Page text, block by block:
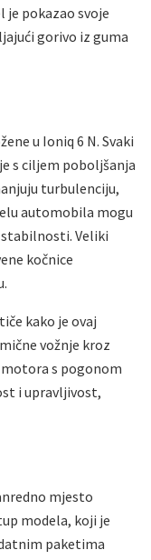
pokazao svoje
gorivo iz guma
u Ioniq 6 N. Svaki
s ciljem poboljšanja
turbulenciju,
automobila mogu
Veliki
kočnice
kako je ovaj
vožnje kroz
s pogonom
i upravljivost,
mjesto
modela, koji je
paketima